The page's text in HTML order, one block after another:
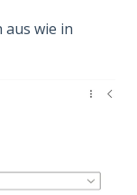
wie in